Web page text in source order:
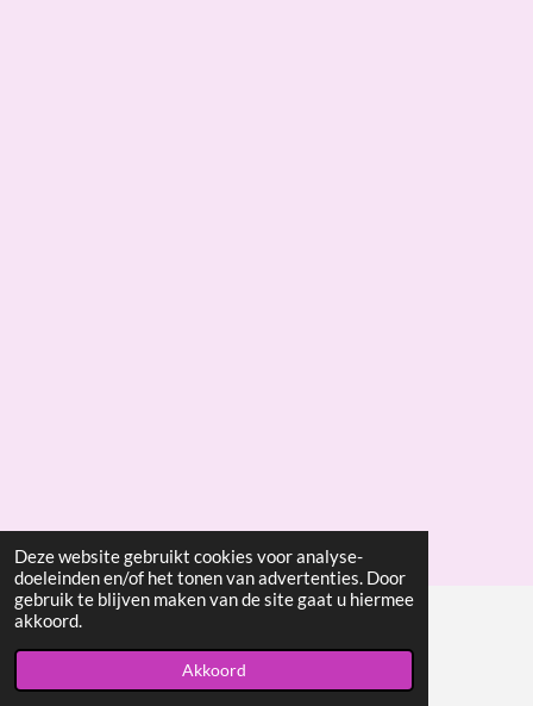
Deze website gebruikt cookies voor analyse-
doeleinden en/of het tonen van advertenties. Door
gebruik te blijven maken van de site gaat u hiermee
akkoord.
Akkoord
© 2015 - 2026 Willekejansen.com